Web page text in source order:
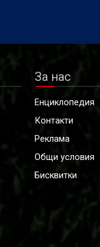
За нас
Енциклопедия
Контакти
Реклама
Общи условия
Бисквитки